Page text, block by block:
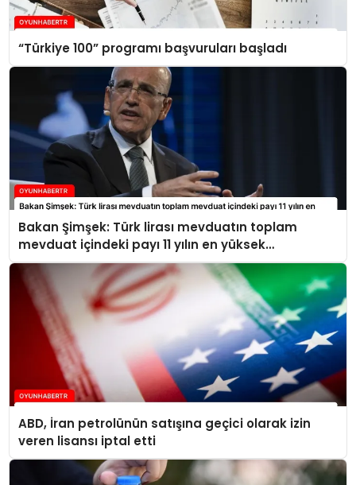
“Türkiye 100” programı başvuruları başladı
Bakan Şimşek: Türk lirası mevduatın toplam
mevduat içindeki payı 11 yılın en yüksek
seviyelerine ulaştı
ABD, İran petrolünün satışına geçici olarak izin
veren lisansı iptal etti